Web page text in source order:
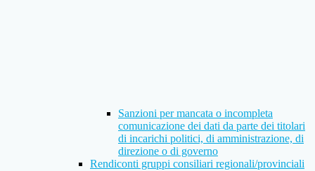
Sanzioni per mancata o incompleta
comunicazione dei dati da parte dei titolari
di incarichi politici, di amministrazione, di
direzione o di governo
Rendiconti gruppi consiliari regionali/provinciali